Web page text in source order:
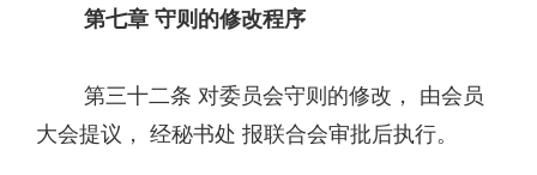
第七章 守则的修改程序
第三十二条 对委员会守则的修改， 由会员
大会提议， 经秘书处 报联合会审批后执行。